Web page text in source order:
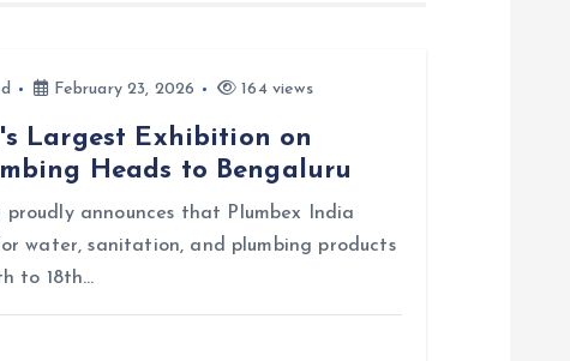
February 23, 2026 164 views
Largest Exhibition on
Heads to Bengaluru
proudly announces that Plumbex India
water, sanitation, and plumbing products
to 18th…